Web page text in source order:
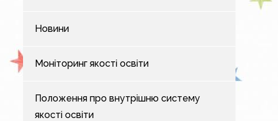
Новини
Моніторинг якості освіти
Положення про внутрішню систему
якості освіти